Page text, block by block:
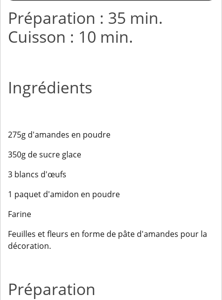
Préparation : 35 min.
Cuisson : 10 min.
Ingrédients
275g d'amandes en poudre
350g de sucre glace
3 blancs d'œufs
1 paquet d'amidon en poudre
Farine
Feuilles et fleurs en forme de pâte d'amandes pour la
décoration.
Préparation